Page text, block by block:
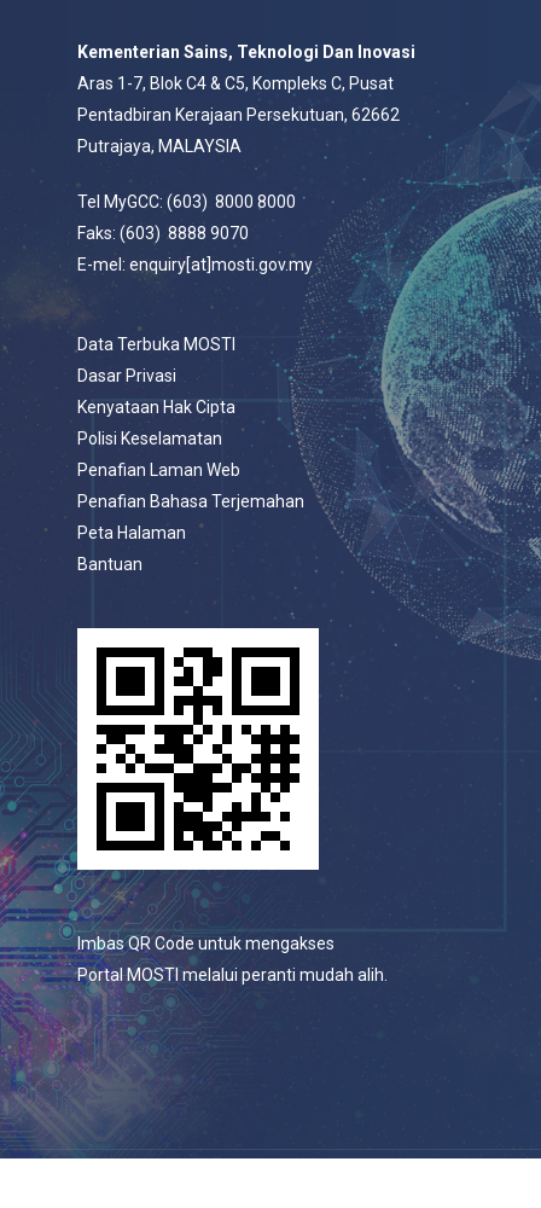
Kementerian Sains, Teknologi Dan Inovasi
Aras 1-7, Blok C4 & C5, Kompleks C, Pusat
Pentadbiran Kerajaan Persekutuan, 62662
Putrajaya, MALAYSIA
Tel MyGCC: (603) 8000 8000
Faks: (603) 8888 9070
E-mel: enquiry[at]mosti.gov.my
Data Terbuka MOSTI
Dasar Privasi
Kenyataan Hak Cipta
Polisi Keselamatan
Penafian Laman Web
Penafian Bahasa Terjemahan
Peta Halaman
Bantuan
Imbas QR Code untuk mengakses
Portal MOSTI melalui peranti mudah alih.